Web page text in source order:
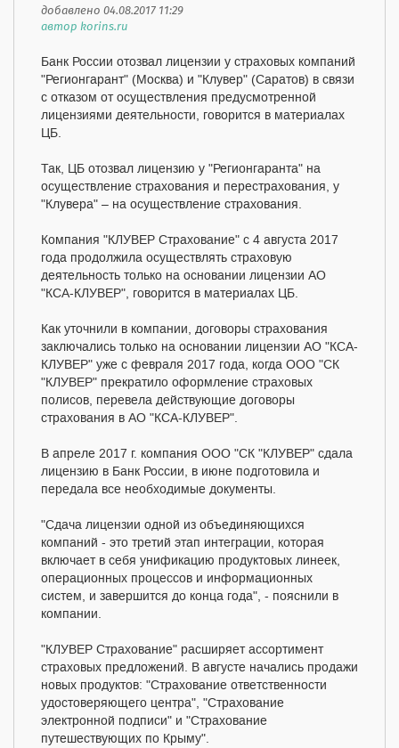
добавлено 04.08.2017 11:29
автор korins.ru
Банк России отозвал лицензии у страховых компаний
"Регионгарант" (Москва) и "Клувер" (Саратов) в связи
с отказом от осуществления предусмотренной
лицензиями деятельности, говорится в материалах
ЦБ.
Так, ЦБ отозвал лицензию у "Регионгаранта" на
осуществление страхования и перестрахования, у
"Клувера" – на осуществление страхования.
Компания "КЛУВЕР Страхование" с 4 августа 2017
года продолжила осуществлять страховую
деятельность только на основании лицензии АО
"КСА-КЛУВЕР", говорится в материалах ЦБ.
Как уточнили в компании, договоры страхования
заключались только на основании лицензии АО "КСА-
КЛУВЕР" уже с февраля 2017 года, когда ООО "СК
"КЛУВЕР" прекратило оформление страховых
полисов, перевела действующие договоры
страхования в АО "КСА-КЛУВЕР".
В апреле 2017 г. компания ООО "СК "КЛУВЕР" сдала
лицензию в Банк России, в июне подготовила и
передала все необходимые документы.
"Сдача лицензии одной из объединяющихся
компаний - это третий этап интеграции, которая
включает в себя унификацию продуктовых линеек,
операционных процессов и информационных
систем, и завершится до конца года", - пояснили в
компании.
"КЛУВЕР Страхование" расширяет ассортимент
страховых предложений. В августе начались продажи
новых продуктов: "Страхование ответственности
удостоверяющего центра", "Страхование
электронной подписи" и "Страхование
путешествующих по Крыму".